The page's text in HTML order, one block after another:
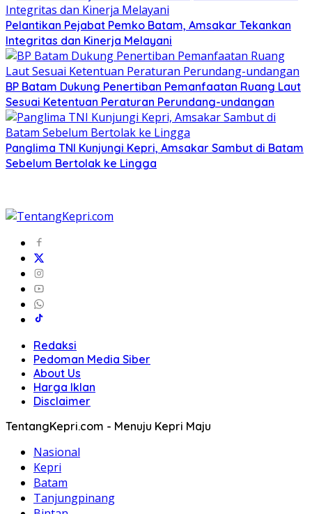
Pelantikan Pejabat Pemko Batam, Amsakar Tekankan
Integritas dan Kinerja Melayani
BP Batam Dukung Penertiban Pemanfaatan Ruang Laut
Sesuai Ketentuan Peraturan Perundang-undangan
Panglima TNI Kunjungi Kepri, Amsakar Sambut di Batam
Sebelum Bertolak ke Lingga
Redaksi
Pedoman Media Siber
About Us
Harga Iklan
Disclaimer
TentangKepri.com - Menuju Kepri Maju
Nasional
Kepri
Batam
Tanjungpinang